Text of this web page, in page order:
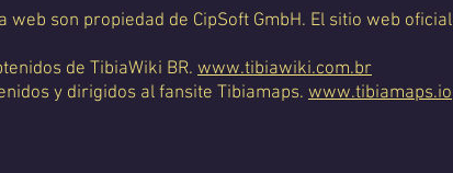
web son propiedad de CipSoft GmbH. El sitio web oficial
de TibiaWiki BR. www.tibiawiki.com.br
y dirigidos al fansite Tibiamaps. www.tibiamaps.io